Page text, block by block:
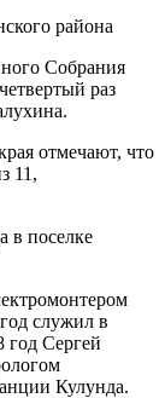
Собрания
раз
отмечают, что
11,
в поселке
служил в
год Сергей
Кулунда.